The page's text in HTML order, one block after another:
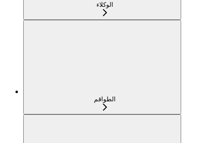
الوكلاء
الطواقم